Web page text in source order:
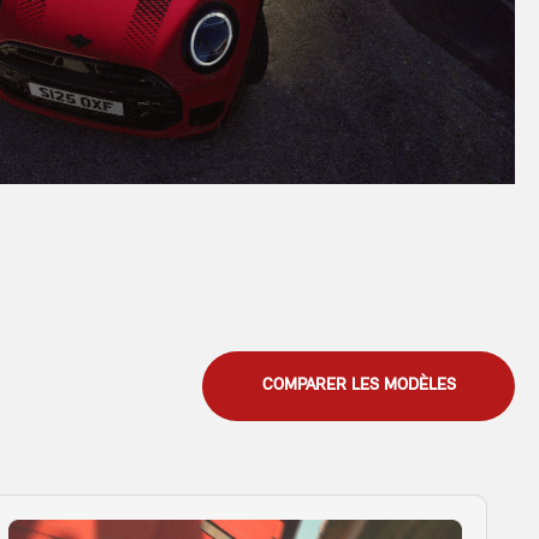
COMPARER LES MODÈLES